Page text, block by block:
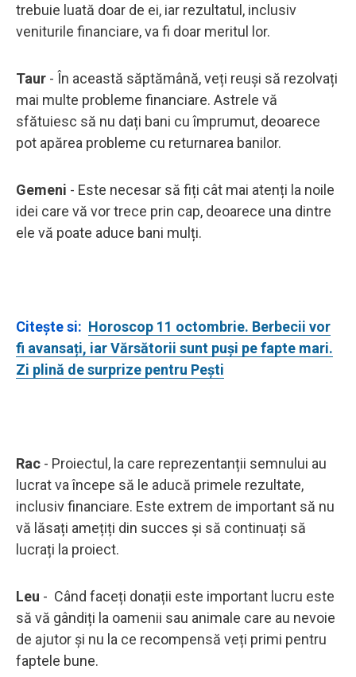
trebuie luată doar de ei, iar rezultatul, inclusiv
veniturile financiare, va fi doar meritul lor.
Taur - În această săptămână, veți reuși să rezolvați
mai multe probleme financiare. Astrele vă
sfătuiesc să nu dați bani cu împrumut, deoarece
pot apărea probleme cu returnarea banilor.
Gemeni - Este necesar să fiți cât mai atenți la noile
idei care vă vor trece prin cap, deoarece una dintre
ele vă poate aduce bani mulți.
Citește si: Horoscop 11 octombrie. Berbecii vor
fi avansați, iar Vărsătorii sunt puși pe fapte mari.
Zi plină de surprize pentru Pești
Rac - Proiectul, la care reprezentanții semnului au
lucrat va începe să le aducă primele rezultate,
inclusiv financiare. Este extrem de important să nu
vă lăsați amețiți din succes și să continuați să
lucrați la proiect.
Leu - Când faceți donații este important lucru este
să vă gândiți la oamenii sau animale care au nevoie
de ajutor și nu la ce recompensă veți primi pentru
faptele bune.